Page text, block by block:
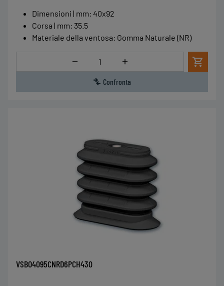
Dimensioni | mm: 40x92
Corsa | mm: 35.5
Materiale della ventosa: Gomma Naturale (NR)
Quantità
Confronta
VSBO4095CNRD6PCH430